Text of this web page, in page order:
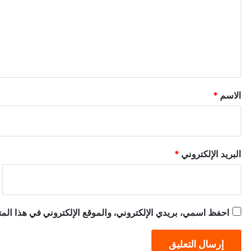
*
الاسم *
البريد الإلكتروني*
احفظ اسمي، بريدي الإلكتروني، والموقع الإلكتروني في هذا